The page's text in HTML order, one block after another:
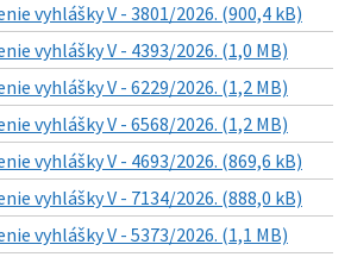
vyhlášky V - 3801/2026. (900,4 kB)
vyhlášky V - 4393/2026. (1,0 MB)
vyhlášky V - 6229/2026. (1,2 MB)
vyhlášky V - 6568/2026. (1,2 MB)
vyhlášky V - 4693/2026. (869,6 kB)
vyhlášky V - 7134/2026. (888,0 kB)
vyhlášky V - 5373/2026. (1,1 MB)